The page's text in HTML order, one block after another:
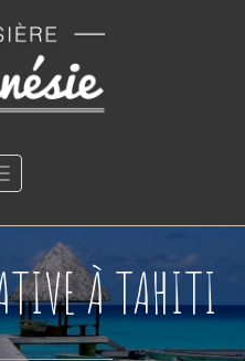
À TAHITI